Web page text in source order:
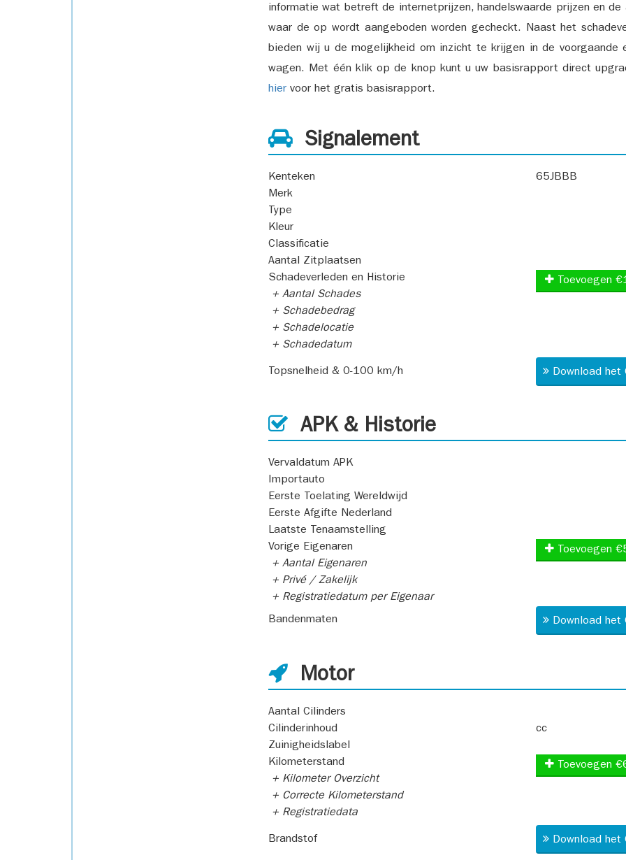
informatie wat betreft de internetprijzen, handelswaarde prijzen en
waar de op wordt aangeboden worden gecheckt. Naast het
bieden wij u de mogelijkheid om inzicht te krijgen in de voorgaande
wagen. Met één klik op de knop kunt u uw basisrapport direct
hier voor het gratis basisrapport.
Signalement
Kenteken
65JBBB
Merk
Type
Kleur
Classificatie
Aantal Zitplaatsen
Schadeverleden en Historie
+ Aantal Schades
+ Schadebedrag
+ Schadelocatie
+ Schadedatum
Toevoegen
Topsnelheid & 0-100 km/h Download
APK & Historie
Vervaldatum APK
Importauto
Eerste Toelating Wereldwijd
Eerste Afgifte Nederland
Laatste Tenaamstelling
Vorige Eigenaren
+ Aantal Eigenaren
+ Privé / Zakelijk
+ Registratiedatum per Eigenaar
Toevoegen
Bandenmaten Download
Motor
Aantal Cilinders
Cilinderinhoud
cc
Zuinigheidslabel
Kilometerstand
+ Kilometer Overzicht
+ Correcte Kilometerstand
+ Registratiedata
Toevoegen
Brandstof Download